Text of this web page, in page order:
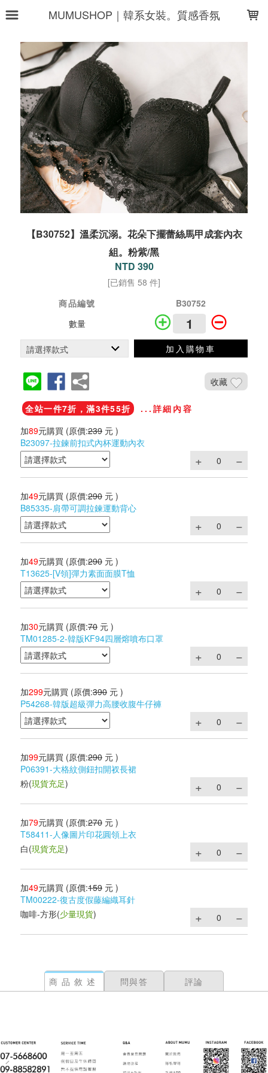
MUMUSHOP｜韓系女裝。質感香氛
【B30752】溫柔沉溺。花朵下擺蕾絲馬甲成套內衣
組。粉紫/黑
NTD 390
[已銷售 58 件]
商品編號
B30752
數量
加入購物車
收藏
全站一件7折，滿3件55折
...詳細內容
加89元購買 (原價:239 元 )
B23097-拉鍊前扣式內杯運動內衣
加49元購買 (原價:290 元 )
B85335-肩帶可調拉鍊運動背心
加49元購買 (原價:290 元 )
T13625-[V領]彈力素面面膜T恤
加30元購買 (原價:70 元 )
TM01285-2-韓版KF94四層熔噴布口罩
加299元購買 (原價:390 元 )
P54268-韓版超級彈力高腰收腹牛仔褲
加99元購買 (原價:290 元 )
P06391-大格紋側鈕扣開衩長裙
粉(現貨充足)
加79元購買 (原價:270 元 )
T58411-人像圖片印花圓領上衣
白(現貨充足)
加49元購買 (原價:159 元 )
TM00222-復古度假藤編織耳針
咖啡-方形(少量現貨)
商品敘述 問與答 評論